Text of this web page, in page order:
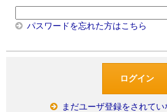
パスワードを忘れた方はこちら
まだユーザ登録をされて